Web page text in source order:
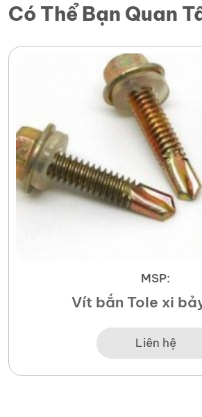
Có Thể Bạn Quan
MSP:
Vít bắn Tole xi
Liên hệ